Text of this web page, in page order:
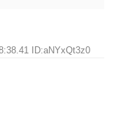
ID:aNYxQt3z0